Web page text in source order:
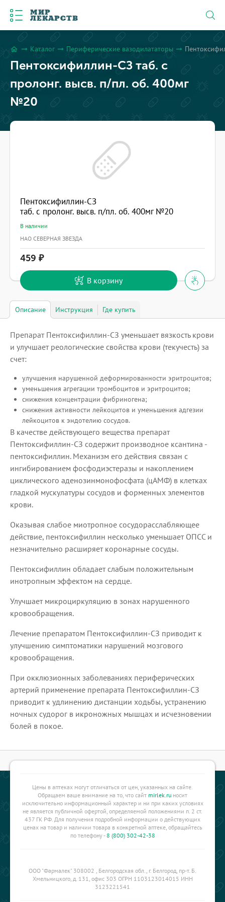
МИР
ЛЕКАРСТВ
home arrow_right_alt Каталог arrow_right_alt Периферические вазодилататоры arrow_right_alt
Пентоксифиллин-СЗ таб. с
пролонг. высв. п/пл. об. 400мг
№20
Пентоксифиллин-СЗ
таб. с пролонг. высв. п/пл. об. 400мг №20
В наличии
НАО СЕВЕРНАЯ ЗВЕЗДА
459
В корзину
Описание Инструкция Где купить
Препарат Пентоксифиллин-СЗ уменьшает вязкость крови
и улучшает реологические свойства крови (текучесть) за
счет:
улучшения нарушенной деформированности эритроцитов;
уменьшения агрегации тромбоцитов и эритроцитов;
снижения концентрации фибриногена;
снижения активности лейкоцитов и уменьшения адгезии
лейкоцитов к эндотелию сосудов.
В качестве действующего вещества препарат
Пентоксифиллин-СЗ содержит производное ксантина -
пентоксифиллин. Механизм его действия связан с
ингибированием фосфодиэстеразы и накоплением
циклического аденозинмонофосфата (цАМФ) в клетках
гладкой мускулатуры сосудов и форменных элементов
крови.
Оказывая слабое миотропное сосудорасслабляющее
действие, пентоксифиллин несколько уменьшает ОПСС и
незначительно расширяет коронарные сосуды.
Пентоксифиллин обладает слабым положительным
инотропным эффектом на сердце.
Улучшает микроциркуляцию в зонах нарушенного
кровообращения.
Лечение препаратом Пентоксифиллин-СЗ приводит к
улучшению симптоматики нарушений мозгового
кровообращения.
При окклюзионных заболеваниях периферических
артерий применение препарата Пентоксифиллин-СЗ
приводит к удлинению дистанции ходьбы, устранению
ночных судорог в икроножных мышцах и исчезновении
болей в покое.
Цены в аптеках могут отличаться от цен, указанных на сайте.
Обращаем ваше внимание на то, что сайт mirlek.ru носит
исключительно информационный характер и ни при каких условиях
не является публичной офертой, определяемой положениями п. 2 ст.
437 ГК РФ. Для получения подробной информации о действующих
ценах на товар и наличии товара в конкретной аптеке, обращайтесь
по телефону -8 (800) 302-42-38
ООО "Фармалек" 308002 , Белгородская обл., г. Белгород, пр-т. Б.
Хмельницкого, д. 131, офис 303 ОГРН 1103123014015 ИНН
3123221541